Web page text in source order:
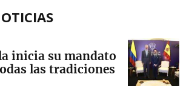
inicia su mandato
las tradiciones